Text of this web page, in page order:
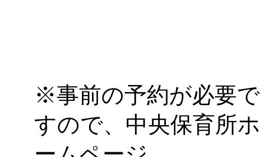
※事前の予約が必要で
すので、中央保育所ホ